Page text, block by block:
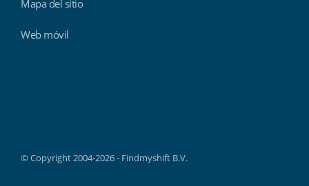
Mapa del sitio
Web móvil
© Copyright 2004-2026 - Findmyshift B.V.